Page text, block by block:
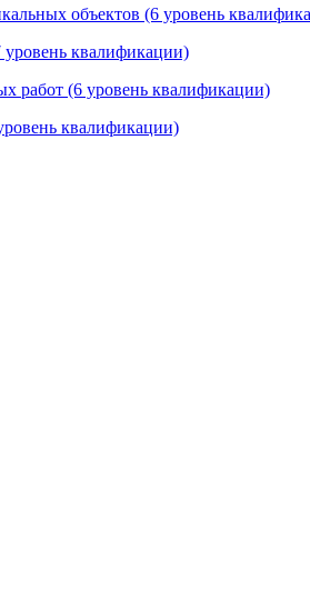
объектов (6 уровень
уровень квалификации)
работ (6 уровень квалификации)
квалификации)